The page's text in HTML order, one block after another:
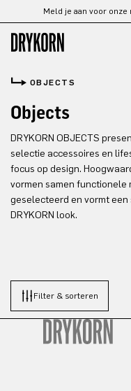
Ga naar de hoofdinhoud
Meld je aan voor
OBJECTS
Objects
DRYKORN OBJECTS
selectie accessoires en
focus op design.
vormen samen functionele
geselecteerd en vormt
DRYKORN look.
Filter & sorteren